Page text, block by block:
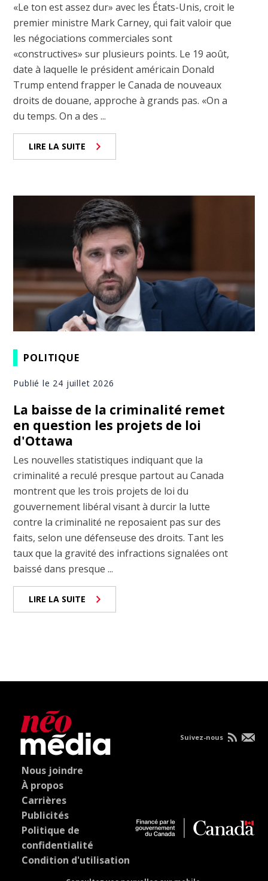
«Le ton est assez dur» avec les États-Unis, croit le
premier ministre Mark Carney, qui fait valoir que
les négociations commerciales sont
«constructives» sur plusieurs points. Le 19 août,
date à laquelle le président américain Donald
Trump entend frapper le Canada de nouveaux
droits de douane, approche à grands pas. «On a
du temps. On a des ...
LIRE LA SUITE
POLITIQUE
Publié le 24 juillet 2026
La baisse de la criminalité remet
en question les projets de loi
d'Ottawa
Les nouvelles statistiques indiquant que la
criminalité a reculé presque partout au Canada
montrent que les trois projets de loi du
gouvernement libéral visant à durcir la lutte
contre la criminalité ne reposaient pas sur des
faits, selon une défenseuse des droits. Tant les
taux que la gravité des infractions signalées ont
baissé dans presque ...
LIRE LA SUITE
Nous joindre
À propos
Carrières
Publicités
Politique de
confidentialité
Condition d'utilisation
Suivez-nous